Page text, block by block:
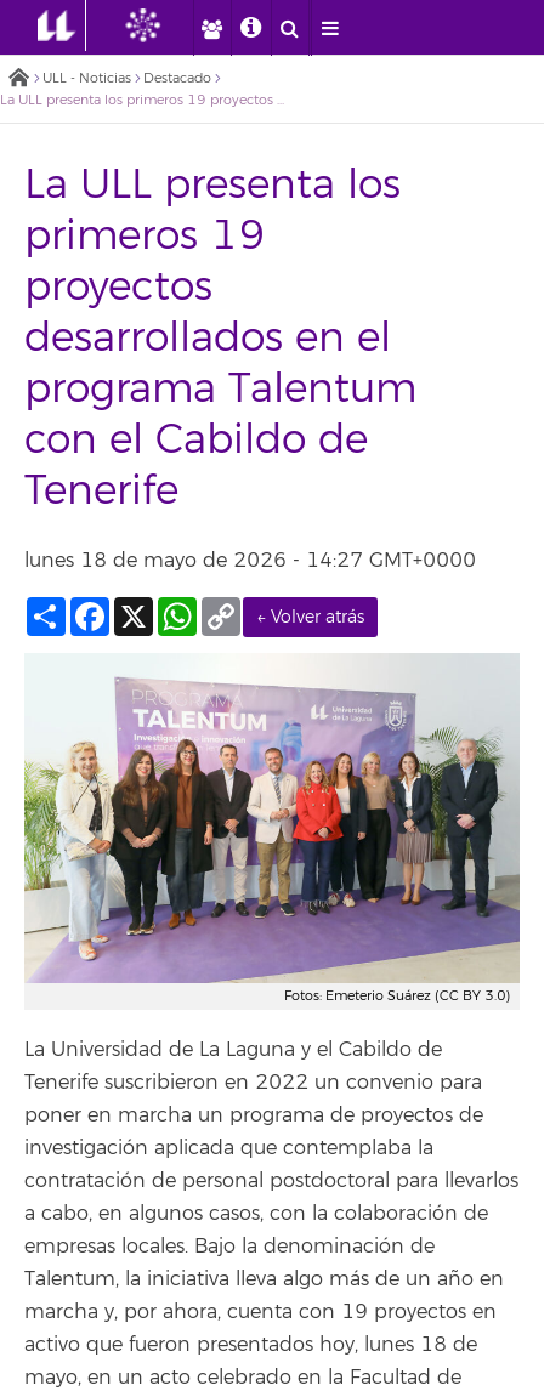
ULL - Noticias
Destacado
La ULL presenta los primeros 19 proyectos desarrollados en el programa Talentum con el Cabildo de Tenerife
La ULL presenta los
primeros 19
proyectos
desarrollados en el
programa Talentum
con el Cabildo de
Tenerife
lunes 18 de mayo de 2026 - 14:27 GMT+0000
← Volver atrás
Compartir
Facebook
X WhatsApp
Copy
Link
Fotos: Emeterio Suárez (CC BY 3.0)
La Universidad de La Laguna y el Cabildo de
Tenerife suscribieron en 2022 un convenio para
poner en marcha un programa de proyectos de
investigación aplicada que contemplaba la
contratación de personal postdoctoral para llevarlos
a cabo, en algunos casos, con la colaboración de
empresas locales. Bajo la denominación de
Talentum, la iniciativa lleva algo más de un año en
marcha y, por ahora, cuenta con 19 proyectos en
activo que fueron presentados hoy, lunes 18 de
mayo, en un acto celebrado en la Facultad de